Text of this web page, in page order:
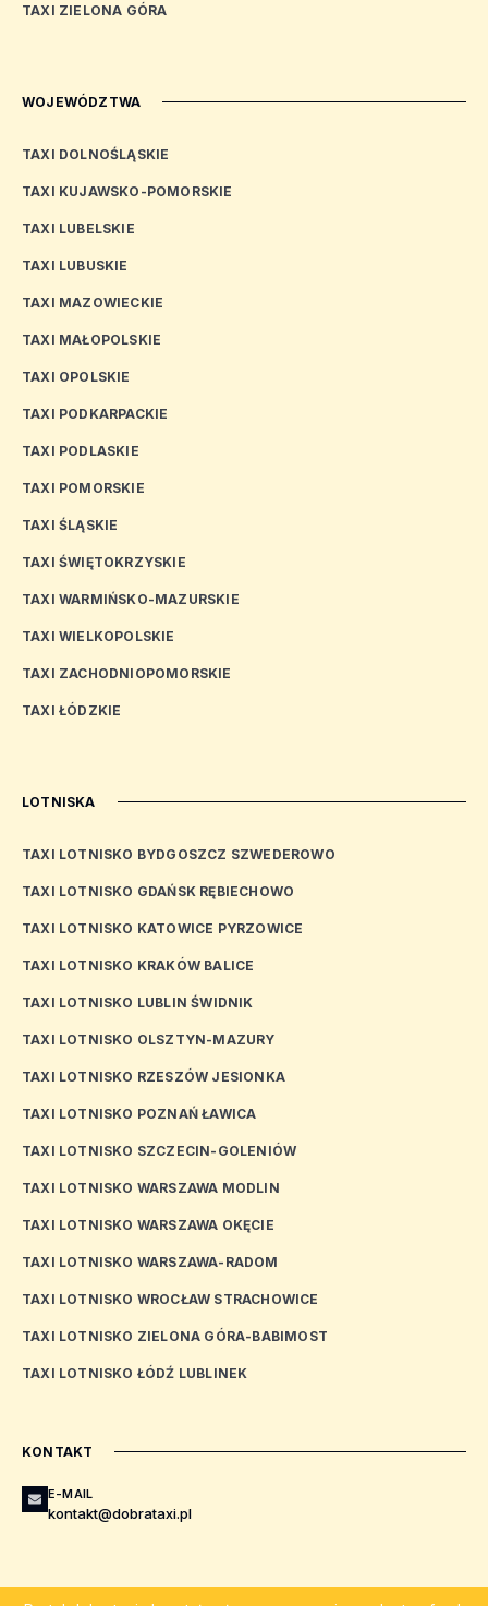
TAXI ZIELONA GÓRA
WOJEWÓDZTWA
TAXI DOLNOŚLĄSKIE
TAXI KUJAWSKO-POMORSKIE
TAXI LUBELSKIE
TAXI LUBUSKIE
TAXI MAZOWIECKIE
TAXI MAŁOPOLSKIE
TAXI OPOLSKIE
TAXI PODKARPACKIE
TAXI PODLASKIE
TAXI POMORSKIE
TAXI ŚLĄSKIE
TAXI ŚWIĘTOKRZYSKIE
TAXI WARMIŃSKO-MAZURSKIE
TAXI WIELKOPOLSKIE
TAXI ZACHODNIOPOMORSKIE
TAXI ŁÓDZKIE
LOTNISKA
TAXI LOTNISKO BYDGOSZCZ SZWEDEROWO
TAXI LOTNISKO GDAŃSK RĘBIECHOWO
TAXI LOTNISKO KATOWICE PYRZOWICE
TAXI LOTNISKO KRAKÓW BALICE
TAXI LOTNISKO LUBLIN ŚWIDNIK
TAXI LOTNISKO OLSZTYN-MAZURY
TAXI LOTNISKO RZESZÓW JESIONKA
TAXI LOTNISKO POZNAŃ ŁAWICA
TAXI LOTNISKO SZCZECIN-GOLENIÓW
TAXI LOTNISKO WARSZAWA MODLIN
TAXI LOTNISKO WARSZAWA OKĘCIE
TAXI LOTNISKO WARSZAWA-RADOM
TAXI LOTNISKO WROCŁAW STRACHOWICE
TAXI LOTNISKO ZIELONA GÓRA-BABIMOST
TAXI LOTNISKO ŁÓDŹ LUBLINEK
KONTAKT
E-MAIL
kontakt@dobrataxi.pl